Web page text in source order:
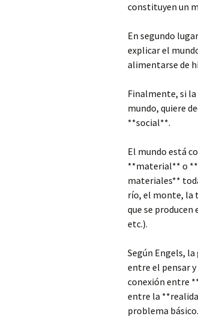
constituyen un
En segundo
explicar el
alimentarse de
Finalmente, si
mundo, quiere
**social**.
El mundo está
**material** o
materiales**
río, el monte, la
que se
etc.).
Según Engels,
entre el pensar
conexión entre
entre la
problema básico.